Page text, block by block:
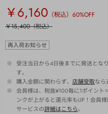
￥6,160 （税込） 60%OFF
￥15,400（税込）
再入荷お知らせ
※
受注当日から4日後までに発送とな
す。
※
購入金額に関わらず、 店舗受取なら
※ 会員様は、税抜¥100毎に1ポイント
ンクが上がると還元率もUP！会員
サービスの詳細はこちら。